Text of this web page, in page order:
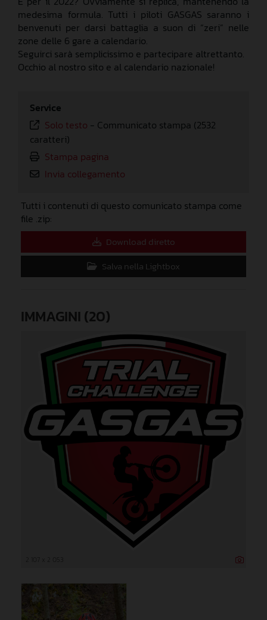
medesima formula. Tutti i piloti GASGAS saranno i
benvenuti per darsi battaglia a suon di “zeri” nelle
zone delle 6 gare a calendario.
Seguirci sarà semplicissimo e partecipare altrettanto.
Occhio al nostro sito e al calendario nazionale!
Service
Solo testo - Communicato stampa (2532
caratteri)
Stampa pagina
Invia collegamento
Tutti i contenuti di questo comunicato stampa come
file .zip:
Download diretto
Salva nella Lightbox
IMMAGINI (20)